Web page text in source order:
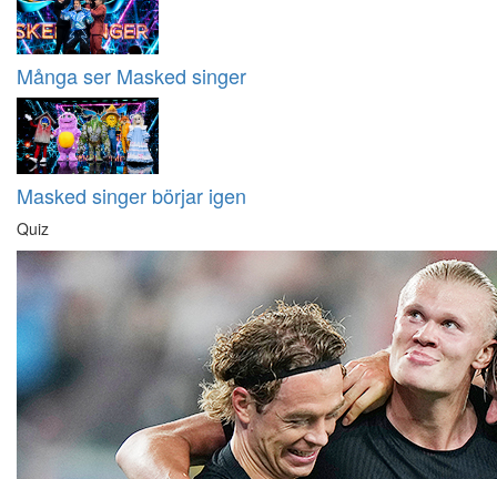
Många ser Masked singer
Masked singer börjar igen
Quiz